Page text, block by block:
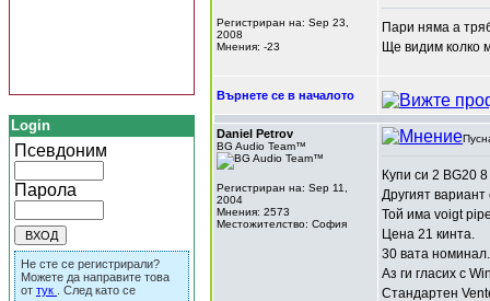
Login
Псевдоним
Парола
Не сте се регистрирали?
Можете да направите това
от тук
. След като се
Регистриран на: Sep 23,
2008
Мнения: -23
Пари няма а
Ще видим колко
Върнете се в началото
Daniel Petrov
BG Audio Team™
Регистриран на: Sep 11,
2004
Мнения: 2573
Местожителство: София
Купи си 2 BG20
Другият
Той има voigt
Цена 21 кинта.
30 вата номинал.
Аз ги гласих с
Стандартен